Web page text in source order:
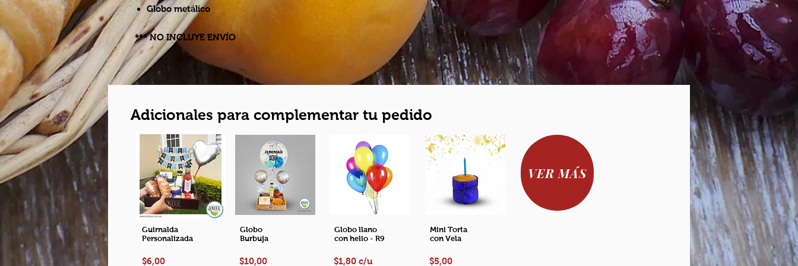
Globo metálico
*** NO INCLUYE ENVÍO
Alameda, Nayón
Sur 1 - $7,00
Recoleta, Villaflora, San Bartolo, Solanda, La
Madgalena, La Ferroviaria, Chimbacalle, La Argelia,
Chillogallo, Guajaló, El Recreo, Quitumbe
Sur 2 – $12,00
La Armenia, Sangolquí, Puembo
Afueras De Quito - $12,00
Mitad del Mundo, Conocoto, Amaguaña, El Tingo,
Aeropuerto (Tababela)
En caso de que tu pedido sea dirigido a una
oficina, asegúrate de que no sea necesario un
permiso especial para el ingreso, en caso de que
sea necesario, nosotros no gestionamos ningún
Adicionales para complementar tu pedido
Guirnalda
Personalizada
$6,00
Globo
Burbuja
$10,00
Globo llano
con helio - R9
$1,80 c/u
VER MÁS
Mini Torta
con Vela
$5,00